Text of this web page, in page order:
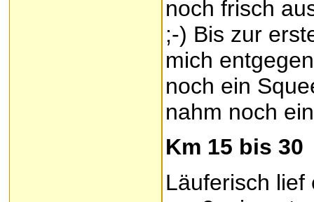
noch frisch
;-) Bis zur
mich
noch ein
nahm noch
Km 15 bis 30
Läuferisch lief